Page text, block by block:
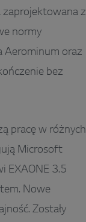
zaprojektowana z
normy
Aerominum oraz
bez
pracę w różnych
Microsoft
EXAONE 3.5
Nowe
Zostały